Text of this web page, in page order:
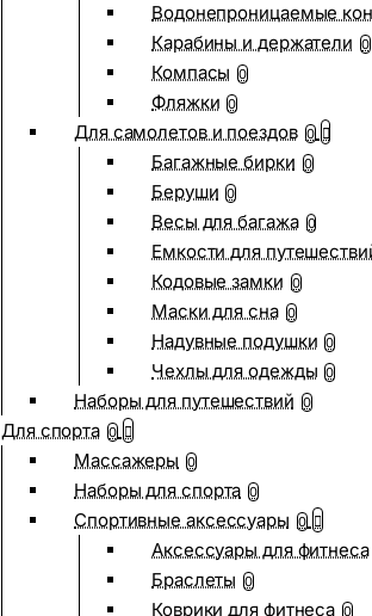
Водонепроницаемые
Карабины и держатели 0
Компасы 0
Фляжки 0
Для самолетов и поездов 0
Багажные бирки 0
Беруши 0
Весы для багажа 0
Емкости для
Кодовые замки 0
Маски для сна 0
Надувные подушки 0
Чехлы для одежды 0
Наборы для путешествий 0
Для спорта 0
Массажеры 0
Наборы для спорта 0
Спортивные аксессуары 0
Аксессуары для фитнеса
Браслеты 0
Коврики для фитнеса 0